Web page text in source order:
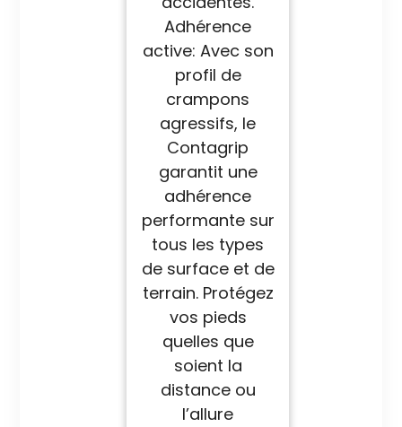
Adhérence
active: Avec son
profil de
crampons
agressifs, le
Contagrip
garantit une
adhérence
performante sur
tous les types
de surface et de
terrain. Protégez
vos pieds
quelles que
soient la
distance ou
l’allure